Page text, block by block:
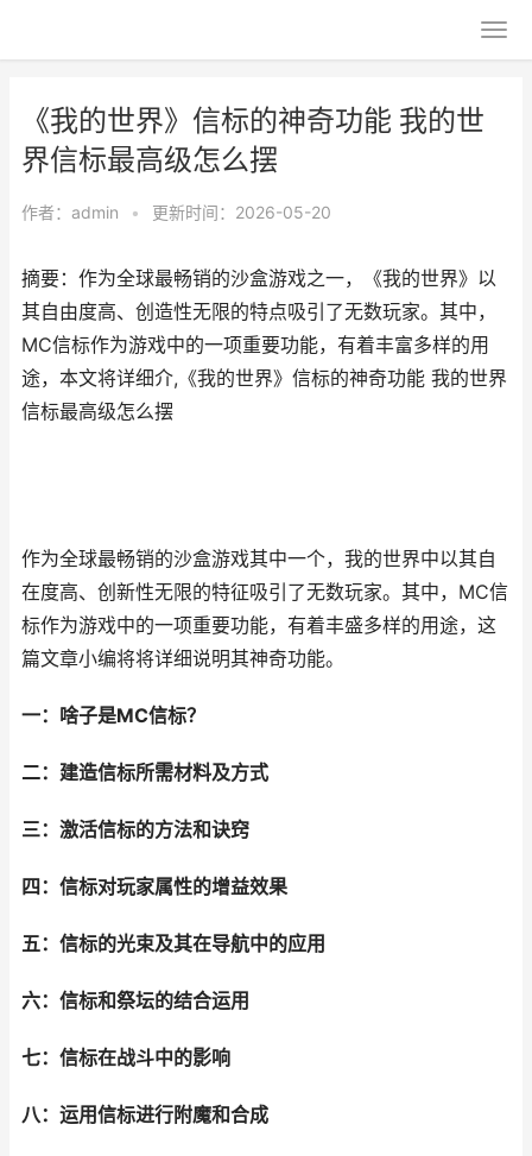
《我的世界》信标的神奇功能 我的世
界信标最高级怎么摆
作者： admin • 更新时间：2026-05-20
摘要：作为全球最畅销的沙盒游戏之一，《我的世界》以
其自由度高、创造性无限的特点吸引了无数玩家。其中，
MC信标作为游戏中的一项重要功能，有着丰富多样的用
途，本文将详细介,《我的世界》信标的神奇功能 我的世界
信标最高级怎么摆
作为全球最畅销的沙盒游戏其中一个，我的世界中以其自
在度高、创新性无限的特征吸引了无数玩家。其中，MC信
标作为游戏中的一项重要功能，有着丰盛多样的用途，这
篇文章小编将将详细说明其神奇功能。
一：啥子是MC信标？
二：建造信标所需材料及方式
三：激活信标的方法和诀窍
四：信标对玩家属性的增益效果
五：信标的光束及其在导航中的应用
六：信标和祭坛的结合运用
七：信标在战斗中的影响
八：运用信标进行附魔和合成